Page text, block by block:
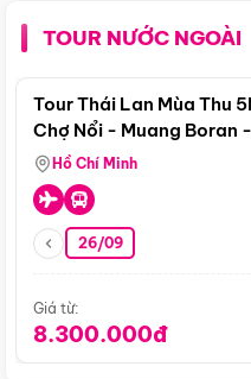
TOUR NƯỚC NGOÀI
Tour Thái Lan Mùa Thu
Chợ Nổi - Muang Boran
Hồ Chí Minh
26/09
Giá từ:
8.300.000đ